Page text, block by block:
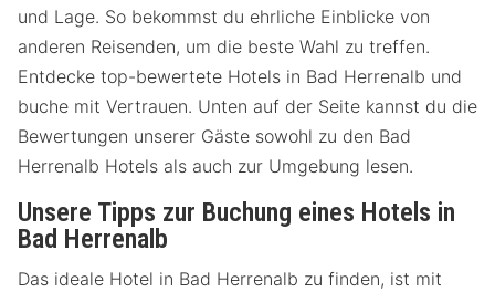
und Lage. So bekommst du ehrliche Einblicke von
anderen Reisenden, um die beste Wahl zu treffen.
Entdecke top-bewertete Hotels in Bad Herrenalb und
buche mit Vertrauen. Unten auf der Seite kannst du die
Bewertungen unserer Gäste sowohl zu den Bad
Herrenalb Hotels als auch zur Umgebung lesen.
Unsere Tipps zur Buchung eines Hotels in
Bad Herrenalb
Das ideale Hotel in Bad Herrenalb zu finden, ist mit